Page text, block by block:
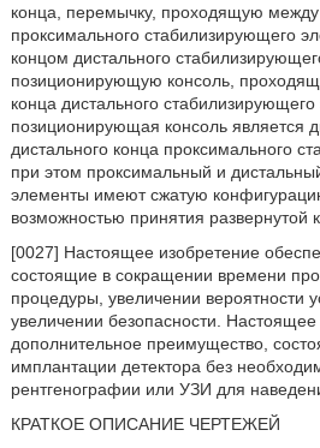
конца, перемычку, проходящую
проксимального стабилизирующего
концом дистального
позиционирующую консоль,
конца дистального
позиционирующая консоль является
дистального конца проксимального
при этом проксимальный и
элементы имеют сжатую
возможностью принятия развернутой
[0027] Настоящее изобретение
состоящие в сокращении времени
процедуры, увеличении вероятности
увеличении безопасности.
дополнительное преимущество,
имплантации детектора без
рентгенографии или УЗИ для
КРАТКОЕ ОПИСАНИЕ ЧЕРТЕЖЕЙ